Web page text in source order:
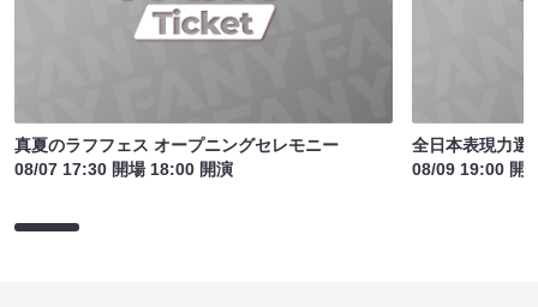
真夏のラフフェス オープニングセレモニー
08/07 17:30 開場 18:00 開演
全日本表現力選
08/09 19:00 開